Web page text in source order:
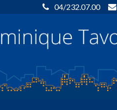
04/232.07.00